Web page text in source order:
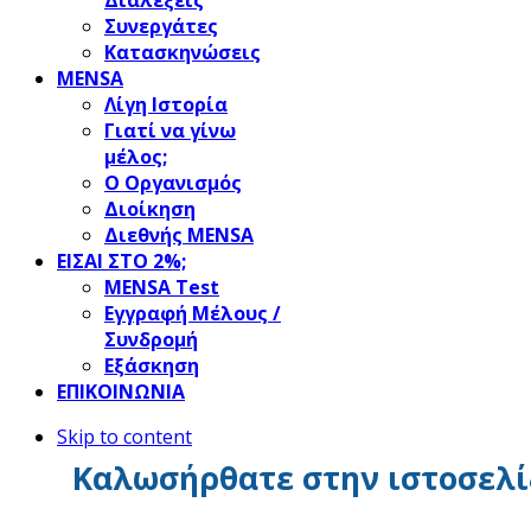
Συνεργάτες
Κατασκηνώσεις
MENSA
Λίγη Ιστορία
Γιατί να γίνω
μέλος;
Ο Οργανισμός
Διοίκηση
Διεθνής MENSA
ΕΙΣΑΙ ΣΤΟ 2%;
ΜΕΝSΑ Test
Εγγραφή Μέλους /
Συνδρομή
Εξάσκηση
ΕΠΙΚΟΙΝΩΝΙΑ
Skip to content
Καλωσήρθατε στην